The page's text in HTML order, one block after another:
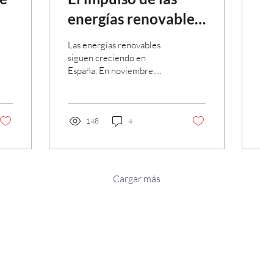
energías renovables
en España
Las energías renovables
siguen creciendo en
España. En noviembre,
148 4
Cargar más